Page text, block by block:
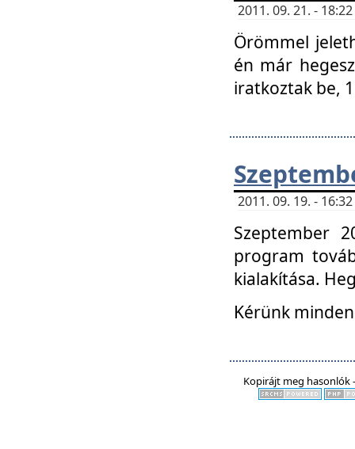
2011. 09. 21. -
Örömmel
én már
iratkoztak be,
2011. 09. 19. -
Szeptember
program
kialakítása.
Kérünk
Kopirájt meg hasonlók